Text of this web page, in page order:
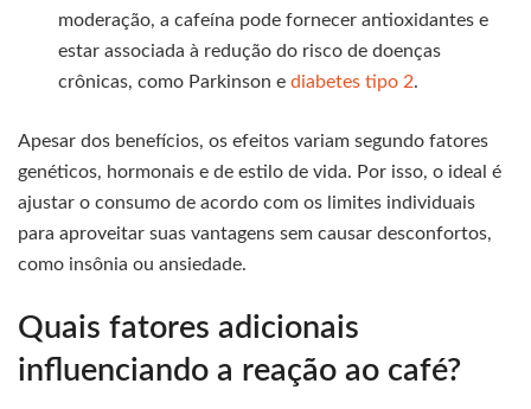
moderação, a cafeína pode fornecer antioxidantes e
estar associada à redução do risco de doenças
crônicas, como Parkinson ediabetes tipo 2.
Apesar dos benefícios, os efeitos variam segundo fatores
genéticos, hormonais e de estilo de vida. Por isso, o ideal é
ajustar o consumo de acordo com os limites individuais
para aproveitar suas vantagens sem causar desconfortos,
como insônia ou ansiedade.
Quais fatores adicionais
influenciando a reação ao café?